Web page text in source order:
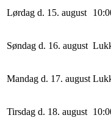
Lørdag d. 15. august 10:0
Søndag d. 16. august
Mandag d. 17. august
Tirsdag d. 18. august 10:0